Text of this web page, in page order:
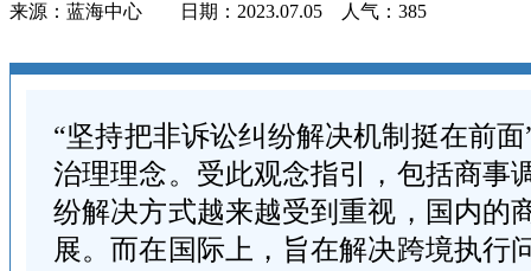
来源：蓝海中心 日期：2023.07.05 人气： 385
“坚持把非诉讼纠纷解决机制挺在前
治理理念。受此观念指引，包括商事
纷解决方式越来越受到重视，国内的
展。而在国际上，旨在解决跨境执行